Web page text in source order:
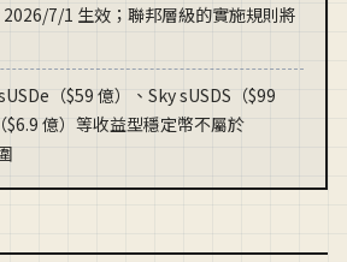
2026/7/1 生效；聯邦層級的實施規則將
（$59 億）、Sky sUSDS（$99
$6.9 億）等收益型穩定幣不屬於